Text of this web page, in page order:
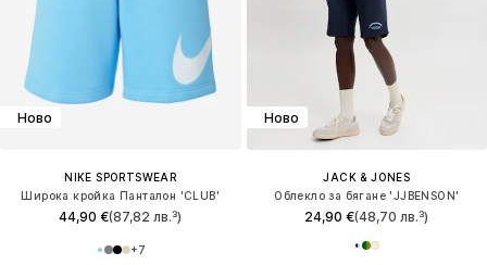
Ново
NIKE SPORTSWEAR
Широка кройка Панталон 'CLUB'
44,90 €(87,82 лв.³)
+7
Ново
JACK & JONES
Облекло за бягане 'JJBENSON'
24,90 €(48,70 лв.³)